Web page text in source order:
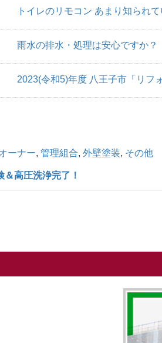
トイレのリモコン あまり知られ
雨水の排水・処理は安心ですか？
2023(令和5)年度 八王子市「リフ
ーナー, 管理組合, 外壁塗装, その他
＆高圧洗浄完了！